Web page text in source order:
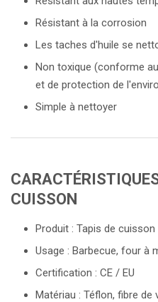
Résistant à la corrosion
Les taches d'huile se
Non toxique (conforme
et de protection de
Simple à nettoyer
CUISSON
Produit : Tapis de
Usage : Barbecue, four à
Certification : CE / EU
Matériau : Téflon, fibre de